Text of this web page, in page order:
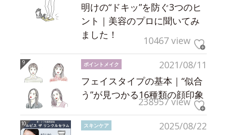
明けの“ドキッ”を防ぐ3つのヒ
ント｜美容のプロに聞いてみ
ました！
10467 view
2021/08/11
ポイントメイク
フェイスタイプの基本｜“似合
う”が見つかる16種類の顔印象
238957 view
2025/08/22
スキンケア